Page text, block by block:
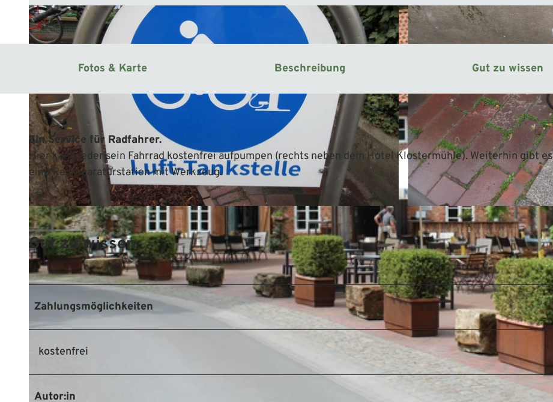
© Mittelweser-Touristik GmbH |CC-BY © Mittelweser-Touristik GmbH | CC-BY
Fotos & Karte Beschreibung Gut zu wissen
Ein Service für Radfahrer.
Hier kann jeder sein Fahrrad kostenfrei aufpumpen (rechts neben dem Hotel Klostermühle). Weiterhin gibt es
eine Radreparaturstation mit Werkzeug.
Gut zu wissen
Zahlungsmöglichkeiten
kostenfrei
Autor:in